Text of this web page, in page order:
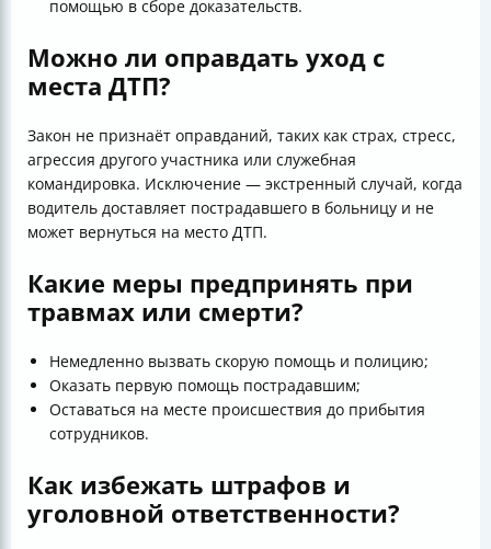
помощью в сборе доказательств.
Можно ли оправдать уход с
места ДТП?
Закон не признаёт оправданий, таких как страх, стресс,
агрессия другого участника или служебная
командировка. Исключение — экстренный случай, когда
водитель доставляет пострадавшего в больницу и не
может вернуться на место ДТП.
Какие меры предпринять при
травмах или смерти?
Немедленно вызвать скорую помощь и полицию;
Оказать первую помощь пострадавшим;
Оставаться на месте происшествия до прибытия
сотрудников.
Как избежать штрафов и
уголовной ответственности?